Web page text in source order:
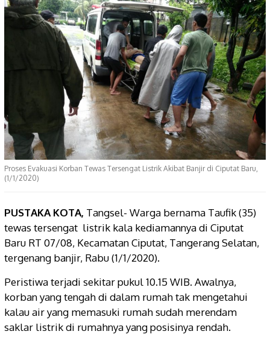
Proses Evakuasi Korban Tewas Tersengat Listrik Akibat Banjir di Ciputat Baru,
(1/1/2020)
PUSTAKA KOTA, Tangsel- Warga bernama Taufik (35)
tewas tersengat listrik kala kediamannya di Ciputat
Baru RT 07/08, Kecamatan Ciputat, Tangerang Selatan,
tergenang banjir, Rabu (1/1/2020).
Peristiwa terjadi sekitar pukul 10.15 WIB. Awalnya,
korban yang tengah di dalam rumah tak mengetahui
kalau air yang memasuki rumah sudah merendam
saklar listrik di rumahnya yang posisinya rendah.